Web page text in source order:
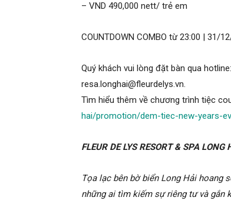
– VND 490,000 nett/ trẻ em
COUNTDOWN COMBO từ 23:00 | 31/
Quý khách vui lòng đặt bàn qua
resa.longhai@fleurdelys.vn.
Tìm hiểu thêm về chương trình tiệc
hai/promotion/dem-tiec-new-years-
FLEUR DE LYS RESORT & SPA
Tọa lạc bên bờ biển Long Hải hoang
những ai tìm kiếm sự riêng tư và gắn